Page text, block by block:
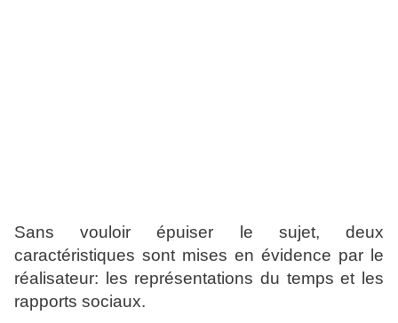
Sans vouloir épuiser le sujet, deux
caractéristiques sont mises en évidence par le
réalisateur: les représentations du temps et les
rapports sociaux.